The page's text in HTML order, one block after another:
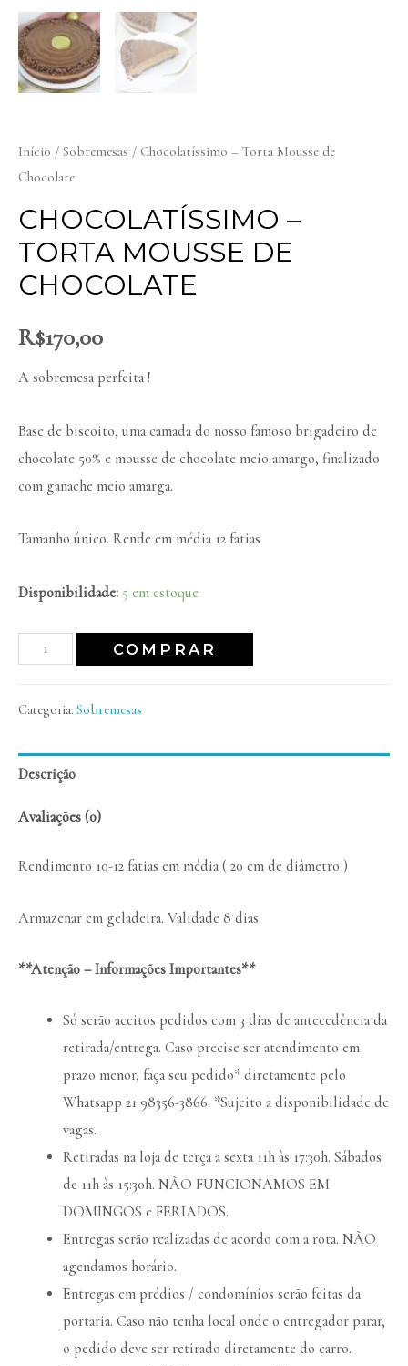
Início / Sobremesas / Chocolatíssimo – Torta Mousse de
Chocolate
CHOCOLATÍSSIMO –
TORTA MOUSSE DE
CHOCOLATE
R$170,00
A sobremesa perfeita !
Base de biscoito, uma camada do nosso famoso brigadeiro de
chocolate 50% e mousse de chocolate meio amargo, finalizado
com ganache meio amarga.
Tamanho único. Rende em média 12 fatias
Disponibilidade: 5 em estoque
COMPRAR
Categoria: Sobremesas
Descrição
Avaliações (0)
Rendimento 10-12 fatias em média ( 20 cm de diâmetro )
Armazenar em geladeira. Validade 8 dias
**Atenção – Informações Importantes**
Só serão aceitos pedidos com 3 dias de antecedência da
retirada/entrega. Caso precise ser atendimento em
prazo menor, faça seu pedido* diretamente pelo
Whatsapp 21 98356-3866. *Sujeito a disponibilidade de
vagas.
Retiradas na loja de terça a sexta 11h às 17:30h. Sábados
de 11h às 15:30h. NÃO FUNCIONAMOS EM
DOMINGOS e FERIADOS.
Entregas serão realizadas de acordo com a rota. NÃO
agendamos horário.
Entregas em prédios / condomínios serão feitas da
portaria. Caso não tenha local onde o entregador parar,
o pedido deve ser retirado diretamente do carro.